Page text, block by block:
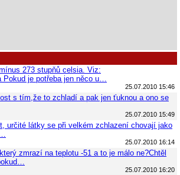
273 stupňů celsia. Viz:
je potřeba jen něco u…
25.07.2010 15:46
s tím,že to zchladí a pak jen ťuknou a ono se
25.07.2010 15:49
určité látky se při velkém zchlazení chovají jako
25.07.2010 16:14
zmrazí na teplotu -51 a to je málo ne?Chtěl
25.07.2010 16:20